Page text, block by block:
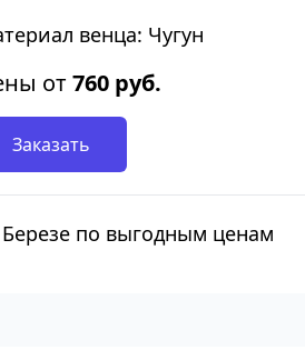
венца: Чугун
от760 руб.
Заказать
по выгодным ценам